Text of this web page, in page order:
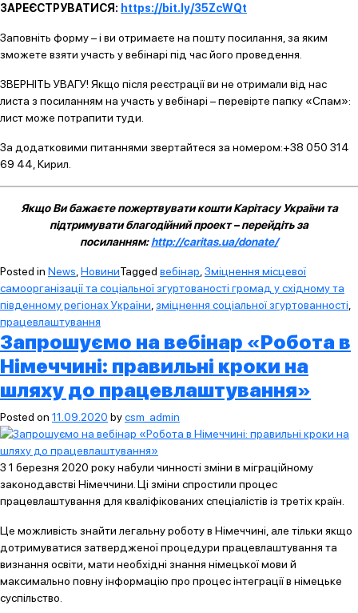
ЗАРЕЄСТРУВАТИСЯ: https://bit.ly/35ZcWQt
Заповніть форму – і ви отримаєте на пошту посилання, за яким
зможете взяти участь у вебінарі під час його проведення.
ЗВЕРНІТЬ УВАГУ! Якщо після реєстрації ви не отримали від нас
листа з посиланням на участь у вебінарі – перевірте папку «Спам»:
лист може потрапити туди.
За додатковими питаннями звертайтеся за номером:+38 050 314
69 44, Кирил.
Якщо Ви бажаєте пожертвувати кошти Карітасу України та
підтримувати благодійний проект – перейдіть за
посиланням:http://caritas.ua/donate/
Posted in News НовиниTagged вебінар Зміцнення місцевої
самоорганізації та соціальної згуртованості громад у східному та
південному регіонах України зміцнення соціальної згуртованності
працевлаштування
Запрошуємо на вебінар «Робота в
Німеччині: правильні кроки на
шляху до працевлаштування»
Posted on 11.09.2020 bycsm_admin
З 1 березня 2020 року набули чинності зміни в міграційному
законодавстві Німеччини. Ці зміни спростили процес
працевлаштування для кваліфікованих спеціалістів із третіх країн.
Це можливість знайти легальну роботу в Німеччині, але тільки якщо
дотримуватися затвердженої процедури працевлаштування та
визнання освіти, мати необхідні знання німецької мови й
максимально повну інформацію про процес інтеграції в німецьке
суспільство.